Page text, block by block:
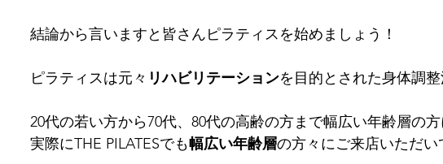
結論から言いますと皆さんピラティスを始めましょう！
ピラティスは元々 リハビリテーションを目的とされた身体調整
20代の若い方から70代、80代の高齢の方まで幅広い年齢層の方
実際にTHE PILATESでも幅広い年齢層の方々にご来店いただい